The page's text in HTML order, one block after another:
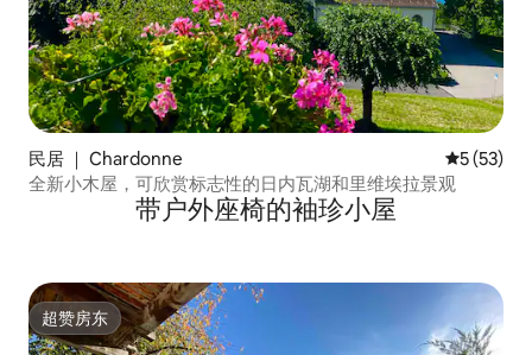
民居 ｜ Chardonne 平均评分
5 (53)
全新小木屋，可欣赏标志性的日内瓦湖和里维埃拉景观
带户外座椅的袖珍小屋
超赞房东
超赞房东